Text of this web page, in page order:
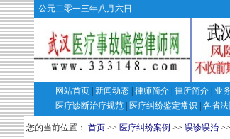
公元二零一三年八月六日
网站首页 新闻动态 律师简介 律所简介 业
医疗诊断治疗规范
医疗纠纷鉴定常识 各省
您的当前位置： 首页 >> 医疗纠纷案例 >> 误诊误治